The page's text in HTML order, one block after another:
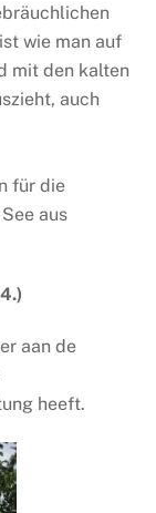
wie man auf
mit den kalten
auch
für die
aus
aan de
heeft.